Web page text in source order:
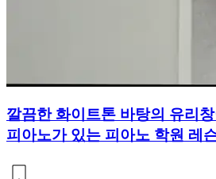
깔끔한 화이트톤 바탕의 유리
피아노가 있는 피아노 학원 레